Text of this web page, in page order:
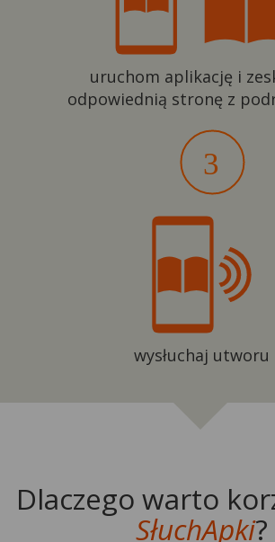
uruchom aplikację i
odpowiednią stronę z
wysłuchaj utworu
Dlaczego warto
SłuchApki?